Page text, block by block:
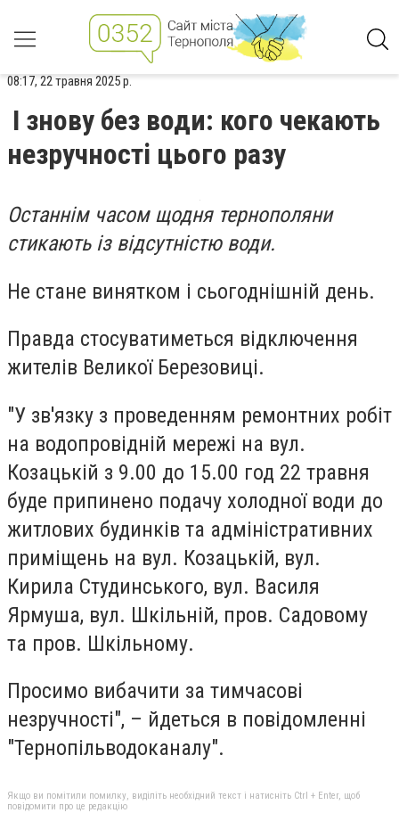
08:17, 22 травня 2025 р.
І знову без води: кого чекають
незручності цього разу
Останнім часом щодня тернополяни
стикають із відсутністю води.
Не стане винятком і сьогоднішній день.
Правда стосуватиметься відключення
жителів Великої Березовиці.
"У зв'язку з проведенням ремонтних робіт
на водопровідній мережі на вул.
Козацькій з 9.00 до 15.00 год 22 травня
буде припинено подачу холодної води до
житлових будинків та адміністративних
приміщень на вул. Козацькій, вул.
Кирила Студинського, вул. Василя
Ярмуша, вул. Шкільній, пров. Садовому
та пров. Шкільному.
Просимо вибачити за тимчасові
незручності", – йдеться в повідомленні
"Тернопільводоканалу".
Якщо ви помітили помилку, виділіть необхідний текст і натисніть Ctrl + Enter, щоб
повідомити про це редакцію